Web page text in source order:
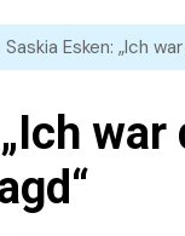
Saskia Esken: „Ich